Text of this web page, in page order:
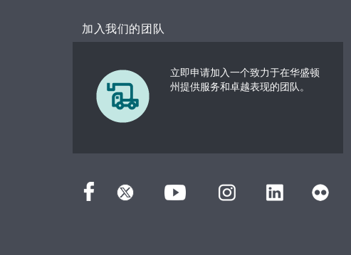
加入我们的团队
立即申请加入一个致力于在华盛顿
州提供服务和卓越表现的团队。